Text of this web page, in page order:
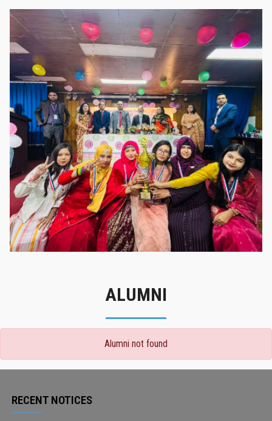
গৌরবের মুহূর্ত
গৌরবের মুহূর্ত
ALUMNI
Alumni not found
RECENT NOTICES